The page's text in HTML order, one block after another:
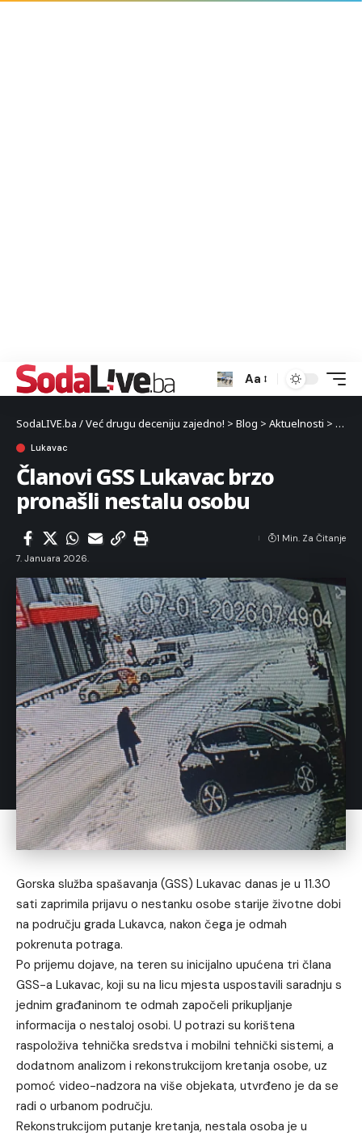
Aa
SodaLIVE.ba / Već drugu deceniju zajedno! > Blog > Aktuelnosti >
Lukavac
Članovi GSS Lukavac brzo
pronašli nestalu osobu
7. Januara 2026.
1 Min. Za Čitanje
Gorska služba spašavanja (GSS) Lukavac danas je u 11.30
sati zaprimila prijavu o nestanku osobe starije životne dobi
na području grada Lukavca, nakon čega je odmah
pokrenuta potraga.
Po prijemu dojave, na teren su inicijalno upućena tri člana
GSS-a Lukavac, koji su na licu mjesta uspostavili saradnju s
jednim građaninom te odmah započeli prikupljanje
informacija o nestaloj osobi. U potrazi su korištena
raspoloživa tehnička sredstva i mobilni tehnički sistemi, a
dodatnom analizom i rekonstrukcijom kretanja osobe, uz
pomoć video-nadzora na više objekata, utvrđeno je da se
radi o urbanom području.
Rekonstrukcijom putanje kretanja, nestala osoba je u